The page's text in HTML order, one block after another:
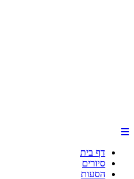
דף בית
סיורים
הסעות